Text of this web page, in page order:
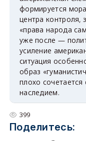
формируется
центра контроля,
«права народа
уже после —
усиление
ситуация
образ
плохо
наследием.
399
Поделитесь: